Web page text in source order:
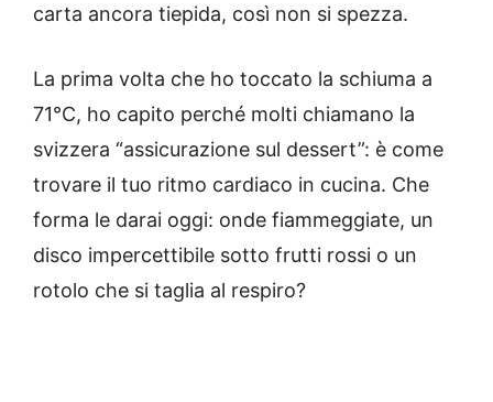
carta ancora tiepida, così non si spezza.
La prima volta che ho toccato la schiuma a
71°C, ho capito perché molti chiamano la
svizzera “assicurazione sul dessert”: è come
trovare il tuo ritmo cardiaco in cucina. Che
forma le darai oggi: onde fiammeggiate, un
disco impercettibile sotto frutti rossi o un
rotolo che si taglia al respiro?